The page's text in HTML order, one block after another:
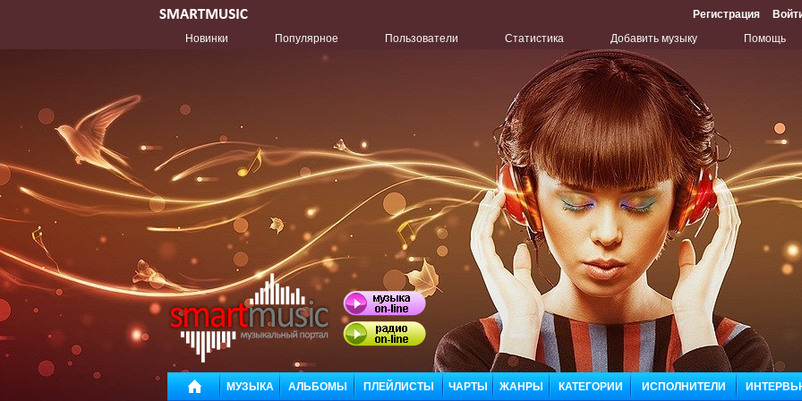
Регистрация
Новинки
Популярное Пользователи Статистика Добавить музыку Помощь
МУЗЫКА АЛЬБОМЫ ПЛЕЙЛИСТЫ ЧАРТЫ ЖАНРЫ КАТЕГОРИИ ИСПОЛНИТЕЛИ